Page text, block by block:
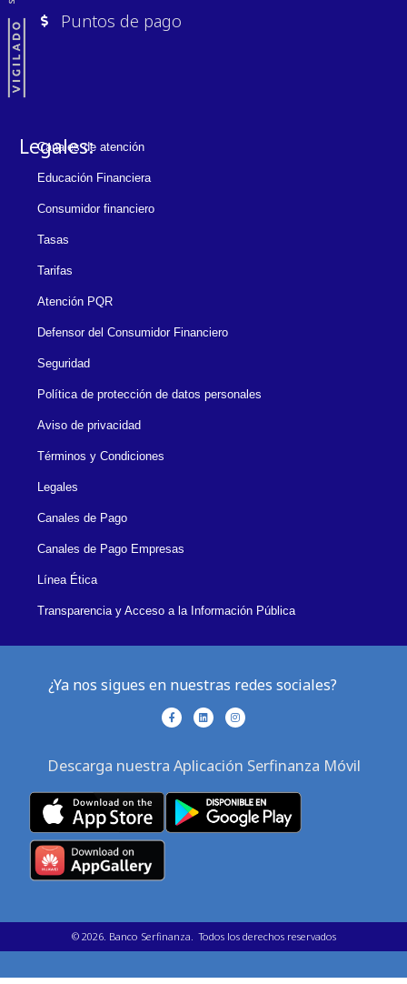
Puntos de pago
Legales:
Canales de atención
Educación Financiera
Consumidor financiero
Tasas
Tarifas
Atención PQR
Defensor del Consumidor Financiero
Seguridad
Política de protección de datos personales
Aviso de privacidad
Términos y Condiciones
Legales
Canales de Pago
Canales de Pago Empresas
Línea Ética
Transparencia y Acceso a la Información Pública
¿Ya nos sigues en nuestras redes sociales?
F
a
o
L
i
d
I
n
g
m
Descarga nuestra Aplicación Serfinanza Móvil
© 2026. Banco Serfinanza. Todos los derechos reservados